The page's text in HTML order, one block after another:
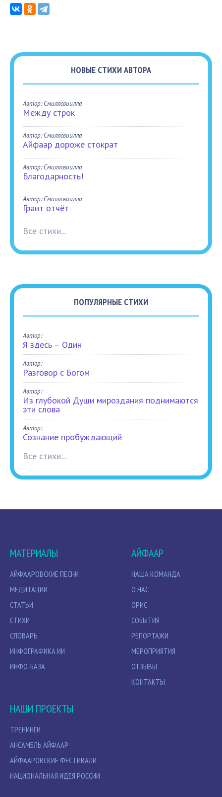
НОВЫЕ СТИХИ АВТОРА
Автор: Смиллсвиилла
Между строк
Автор: Смиллсвиилла
Айфаар дороже стократ
Автор: Смиллсвиилла
Благодарность!
Автор: Смиллсвиилла
Грант отчёт
Все стихи...
ПОПУЛЯРНЫЕ СТИХИ
Автор:
Я здесь – Один
Автор:
Разговор с Богом
Автор:
Из глубокой Души мироздания поднимаются
эти слова
Автор:
Сознание пробуждающий
Все стихи...
МАТЕРИАЛЫ
АЙФААРОВСКИЕ ПЕСНИ
МЕДИТАЦИИ
СТАТЬИ
СТИХИ
СЛОВАРЬ
ИНФОГРАФИКА ИИ
ИНФО-БАЗА
АЙФААР
НАША КОМАНДА
О НАС
ОРИС
СОБЫТИЯ
РЕПОРТАЖИ
МЕРОПРИЯТИЯ
ОТЗЫВЫ
КОНТАКТЫ
НАШИ ПРОЕКТЫ
ТРЕНИНГИ
АНСАМБЛЬ АЙФААР
АЙФААРОВСКИЕ ФЕСТИВАЛИ
НАЦИОНАЛЬНАЯ ИДЕЯ РОССИИ